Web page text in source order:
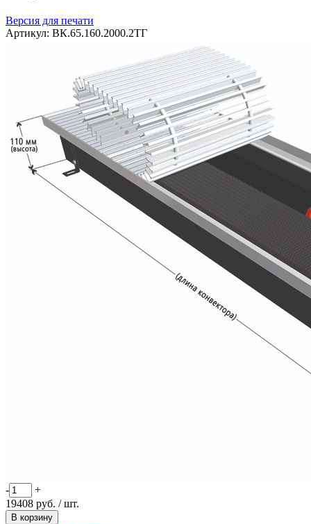
Версия для печати
Артикул: ВК.65.160.2000.2ТГ
-
+
19408 руб. / шт.
В корзину